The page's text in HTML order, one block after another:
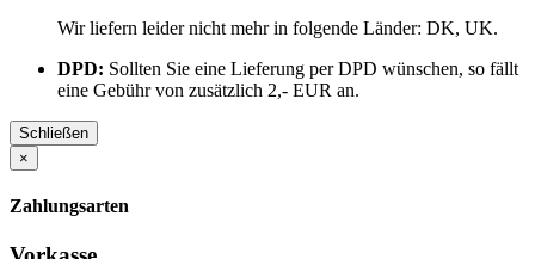
Wir liefern leider nicht mehr in folgende Länder: DK, UK.
DPD: Sollten Sie eine Lieferung per DPD wünschen, so fällt
eine Gebühr von zusätzlich 2,- EUR an.
Schließen
×
Zahlungsarten